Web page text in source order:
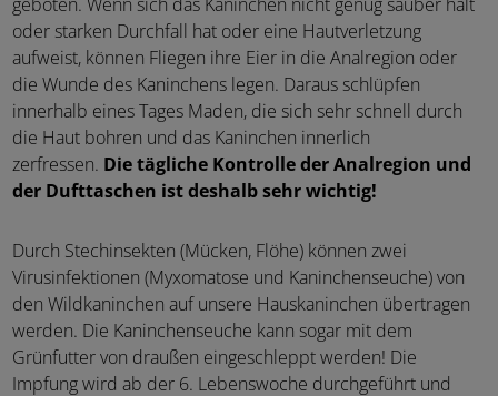
geboten. Wenn sich das Kaninchen nicht genug sauber hält
oder starken Durchfall hat oder eine Hautverletzung
aufweist, können Fliegen ihre Eier in die Analregion oder
die Wunde des Kaninchens legen. Daraus schlüpfen
innerhalb eines Tages Maden, die sich sehr schnell durch
die Haut bohren und das Kaninchen innerlich
zerfressen. Die tägliche Kontrolle der Analregion und
der Dufttaschen ist deshalb sehr wichtig!
Durch Stechinsekten (Mücken, Flöhe) können zwei
Virusinfektionen (Myxomatose und Kaninchenseuche) von
den Wildkaninchen auf unsere Hauskaninchen übertragen
werden. Die Kaninchenseuche kann sogar mit dem
Grünfutter von draußen eingeschleppt werden! Die
Impfung wird ab der 6. Lebenswoche durchgeführt und